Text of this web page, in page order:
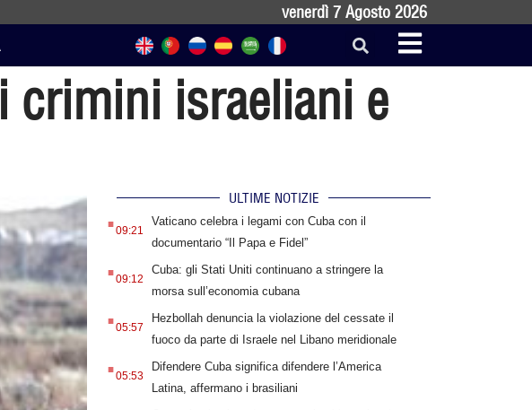
venerdì 7 Agosto 2026
crimini israeliani e
ULTIME NOTIZIE
.09:21
Vaticano celebra i legami con Cuba con il
documentario “Il Papa e Fidel”
.09:12
Cuba: gli Stati Uniti continuano a stringere la
morsa sull’economia cubana
.05:57
Hezbollah denuncia la violazione del cessate il
fuoco da parte di Israele nel Libano meridionale
.05:53
Difendere Cuba significa difendere l’America
Latina, affermano i brasiliani